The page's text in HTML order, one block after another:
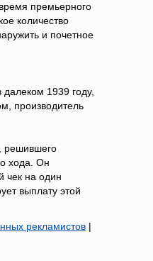
премьерного
количество
и почетное
1939 году,
производитель
решившего
хода. Он
чек на один
выплату этой
рекламистов |